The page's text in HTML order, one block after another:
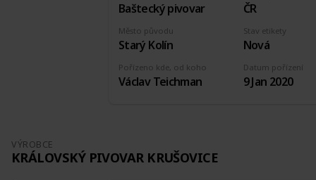
Baštecký pivovar ČR
Pořízeno kde, od koho
Václav Teichman
Stav etikety
Nová
Datum pořízení
9 Jan 2020
Město původu
Starý Kolín
VÝROBCE
KRÁLOVSKÝ PIVOVAR KRUŠOVICE